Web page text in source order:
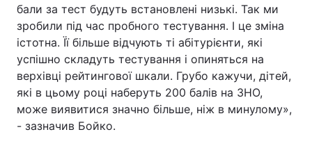
бали за тест будуть встановлені низькі. Так ми
зробили під час пробного тестування. І це зміна
істотна. Її більше відчують ті абітурієнти, які
успішно складуть тестування і опиняться на
верхівці рейтингової шкали. Грубо кажучи, дітей,
які в цьому році наберуть 200 балів на ЗНО,
може виявитися значно більше, ніж в минулому»,
- зазначив Бойко.